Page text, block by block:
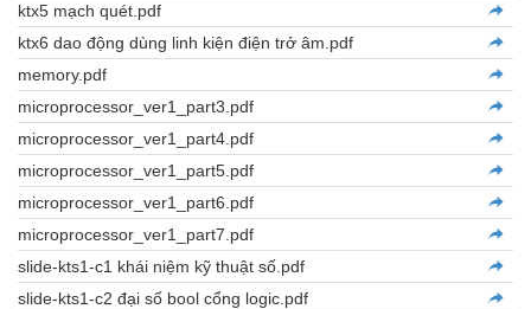
ktx5 mạch quét.pdf
ktx6 dao động dùng linh kiện điện trở âm.pdf
memory.pdf
microprocessor_ver1_part3.pdf
microprocessor_ver1_part4.pdf
microprocessor_ver1_part5.pdf
microprocessor_ver1_part6.pdf
microprocessor_ver1_part7.pdf
slide-kts1-c1 khái niệm kỹ thuật số.pdf
slide-kts1-c2 đại số bool cổng logic.pdf